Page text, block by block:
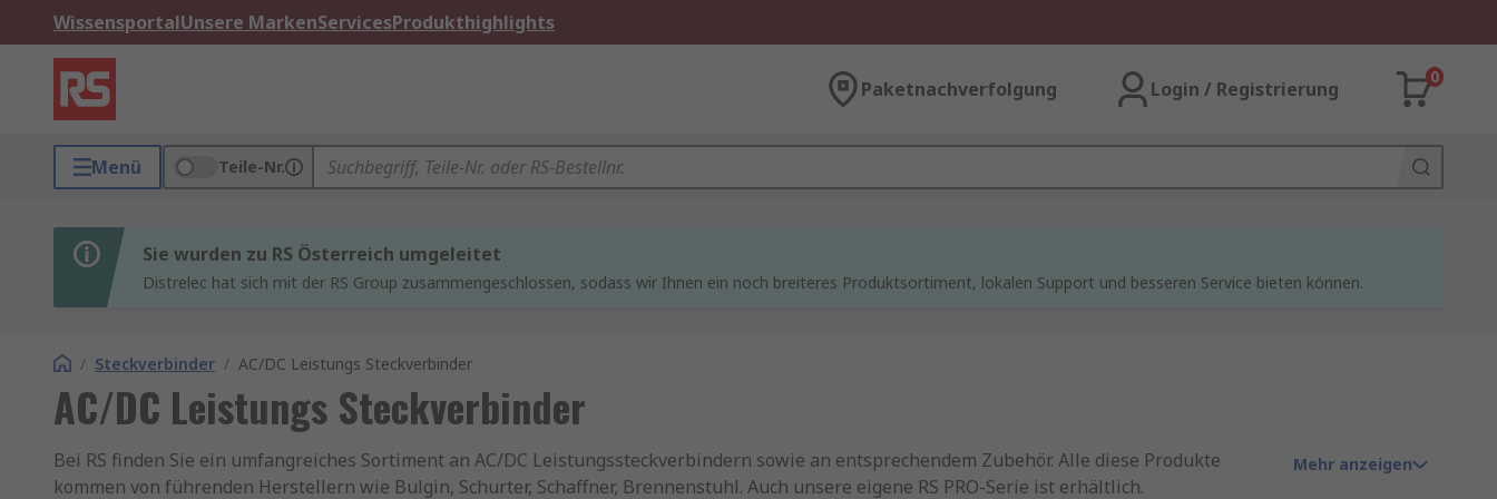
WissensportalUnsere MarkenServicesProdukthighlights
Paketnachverfolgung Login / Registrierung
0
Menü Teile-Nr.
Sie wurden zu RS Österreich umgeleitet
Distrelec hat sich mit der RS Group zusammengeschlossen, sodass wir Ihnen ein noch breiteres Produktsortiment, lokalen Support und besseren Service bieten können.
/ Steckverbinder / AC/DC Leistungs Steckverbinder
AC/DC Leistungs Steckverbinder
Bei RS finden Sie ein umfangreiches Sortiment an AC/DC Leistungssteckverbindern sowie an entsprechendem Zubehör. Alle diese Produkte
kommen von führenden Herstellern wie Bulgin, Schurter, Schaffner, Brennenstuhl. Auch unsere eigene RS PRO-Serie ist erhältlich.
Mehr anzeigen